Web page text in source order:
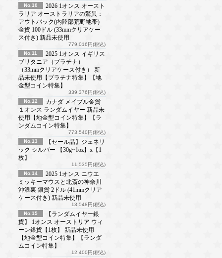
No.10
2026 1オンス オースト
ラリア オーストラリアの驚異：
アウトバック(内陸部荒野地帯)
金貨 100ドル (33mmクリアケー
ス付き) 新品未使用
779,016円(税込)
No.11
2025 1オンス イギリス
ブリタニア（プラチナ）
（33mmクリアケース付き） 新
品未使用【プラチナ特集】【地
金型コイン特集】
339,376円(税込)
No.12
カナダ メイプル金貨
１オンス ランダムイヤー 新品未
使用【地金型コイン特集】【ラ
ンダムコイン特集】
773,540円(税込)
No.13
【セール品】ジェネリ
ック シルバー 【30g~1oz】x【1
枚】
11,535円(税込)
No.14
2025 1オンス ニウエ
ミッキーマウスと北斎の神奈川
沖浪裏 銀貨 2ドル (41mmクリア
ケース付き) 新品未使用
13,548円(税込)
No.15
【ランダムイヤー銀
貨】 1オンス オーストリア ウィ
ーン銀貨【1枚】 新品未使用
【地金型コイン特集】【ランダ
ムコイン特集】
12,400円(税込)